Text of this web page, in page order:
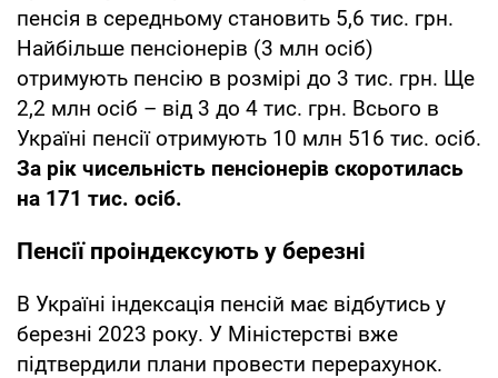
пенсія в середньому становить 5,6 тис. грн.
Найбільше пенсіонерів (3 млн осіб)
отримують пенсію в розмірі до 3 тис. грн. Ще
2,2 млн осіб – від 3 до 4 тис. грн. Всього в
Україні пенсії отримують 10 млн 516 тис. осіб.
За рік чисельність пенсіонерів скоротилась
на 171 тис. осіб.
Пенсії проіндексують у березні
В Україні індексація пенсій має відбутись у
березні 2023 року. У Міністерстві вже
підтвердили плани провести перерахунок.